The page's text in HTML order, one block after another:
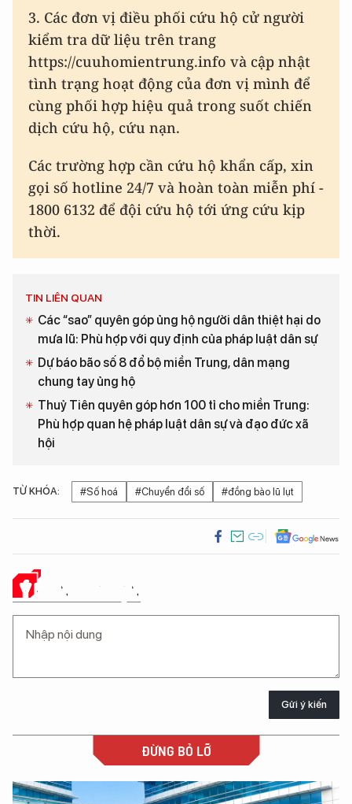
3. Các đơn vị điều phối cứu hộ cử người
kiểm tra dữ liệu trên trang
https://cuuhomientrung.info và cập nhật
tình trạng hoạt động của đơn vị mình để
cùng phối hợp hiệu quả trong suốt chiến
dịch cứu hộ, cứu nạn.
Các trường hợp cần cứu hộ khẩn cấp, xin
gọi số hotline 24/7 và hoàn toàn miễn phí -
1800 6132 để đội cứu hộ tới ứng cứu kịp
thời.
TIN LIÊN QUAN
Các “sao” quyên góp ủng hộ người dân thiệt hại do
mưa lũ: Phù hợp với quy định của pháp luật dân sự
Dự báo bão số 8 đổ bộ miền Trung, dân mạng
chung tay ủng hộ
Thuỷ Tiên quyên góp hơn 100 tỉ cho miền Trung:
Phù hợp quan hệ pháp luật dân sự và đạo đức xã
hội
TỪ KHÓA: #Số hoá #Chuyển đổi số #đồng bào lũ lụt
Ý KIẾN CỦA BẠN
Gửi ý kiến
ĐỪNG BỎ LỠ